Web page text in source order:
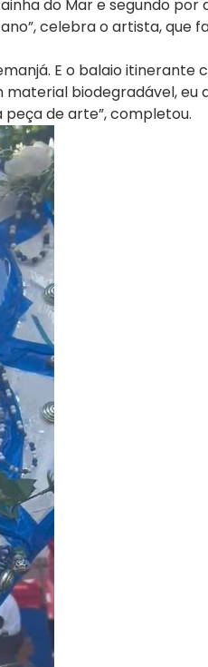
do Mar e segundo
celebra o artista, que
E o balaio
material biodegradável,
de arte”, completou.